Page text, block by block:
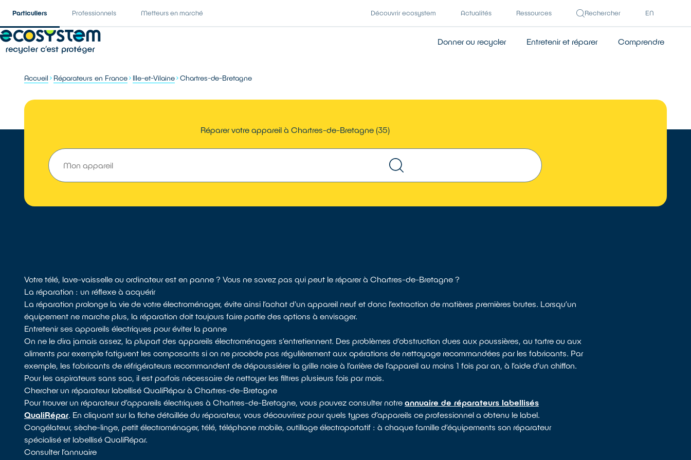
Particuliers Professionnels Metteurs en marché Découvrir ecosystem Actualités Ressources Rechercher EN
Donner ou recycler Entretenir et réparer Comprendre
Accueil Réparateurs en France Ille-et-Vilaine Chartres-de-Bretagne
Réparer votre appareil à Chartres-de-Bretagne (35)
Votre télé, lave-vaisselle ou ordinateur est en panne ? Vous ne savez pas qui peut le réparer à Chartres-de-Bretagne ?
La réparation : un réflexe à acquérir
La réparation prolonge la vie de votre électroménager, évite ainsi l’achat d'un appareil neuf et donc l’extraction de matières premières brutes. Lorsqu’un
équipement ne marche plus, la réparation doit toujours faire partie des options à envisager.
Entretenir ses appareils électriques pour éviter la panne
On ne le dira jamais assez, la plupart des appareils électroménagers s’entretiennent. Des problèmes d’obstruction dues aux poussières, au tartre ou aux
aliments par exemple fatiguent les composants si on ne procède pas régulièrement aux opérations de nettoyage recommandées par les fabricants. Par
exemple, les fabricants de réfrigérateurs recommandent de dépoussiérer la grille noire à l’arrière de l’appareil au moins 1 fois par an, à l’aide d’un chiffon.
Pour les aspirateurs sans sac, il est parfois nécessaire de nettoyer les filtres plusieurs fois par mois.
Chercher un réparateur labellisé QualiRépar à Chartres-de-Bretagne
Pour trouver un réparateur d’appareils électriques à Chartres-de-Bretagne, vous pouvez consulter notreannuaire de réparateurs labellisés
QualiRépar. En cliquant sur la fiche détaillée du réparateur, vous découvrirez pour quels types d’appareils ce professionnel a obtenu le label.
Congélateur, sèche-linge, petit électroménager, télé, téléphone mobile, outillage électroportatif : à chaque famille d’équipements son réparateur
spécialisé et labellisé QualiRépar.
Consulter l’annuaire